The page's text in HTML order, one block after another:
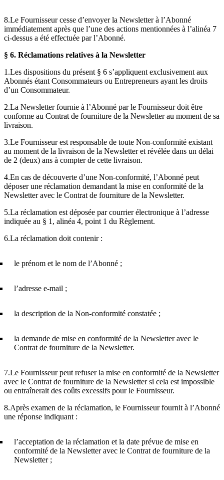
8.Le Fournisseur cesse d’envoyer la Newsletter à l’Abonné
immédiatement après que l’une des actions mentionnées à l’alinéa 7
ci-dessus a été effectuée par l’Abonné.
§ 6. Réclamations relatives à la Newsletter
1.Les dispositions du présent § 6 s’appliquent exclusivement aux
Abonnés étant Consommateurs ou Entrepreneurs ayant les droits
d’un Consommateur.
2.La Newsletter fournie à l’Abonné par le Fournisseur doit être
conforme au Contrat de fourniture de la Newsletter au moment de sa
livraison.
3.Le Fournisseur est responsable de toute Non-conformité existant
au moment de la livraison de la Newsletter et révélée dans un délai
de 2 (deux) ans à compter de cette livraison.
4.En cas de découverte d’une Non-conformité, l’Abonné peut
déposer une réclamation demandant la mise en conformité de la
Newsletter avec le Contrat de fourniture de la Newsletter.
5.La réclamation est déposée par courrier électronique à l’adresse
indiquée au § 1, alinéa 4, point 1 du Règlement.
6.La réclamation doit contenir :
le prénom et le nom de l’Abonné ;
l’adresse e-mail ;
la description de la Non-conformité constatée ;
la demande de mise en conformité de la Newsletter avec le
Contrat de fourniture de la Newsletter.
7.Le Fournisseur peut refuser la mise en conformité de la Newsletter
avec le Contrat de fourniture de la Newsletter si cela est impossible
ou entraînerait des coûts excessifs pour le Fournisseur.
8.Après examen de la réclamation, le Fournisseur fournit à l’Abonné
une réponse indiquant :
l’acceptation de la réclamation et la date prévue de mise en
conformité de la Newsletter avec le Contrat de fourniture de la
Newsletter ;